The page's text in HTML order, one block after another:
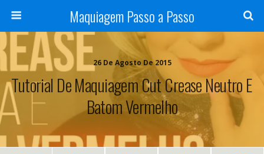
Maquiagem Passo a Passo
26 De Agosto De 2015
Tutorial De Maquiagem Cut Crease Neutro E
Batom Vermelho